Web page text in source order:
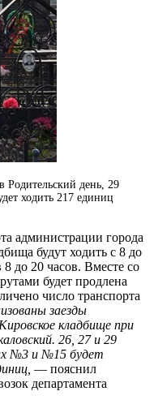
Родительский день, 29
ходить 217 единиц
администрации города
будут ходить с 8 до
до 20 часов. Вместе со
будет продлена
число транспорта
заезды
кладбище при
26, 27 и 29
№3 и №15 будет
— пояснил
департамента